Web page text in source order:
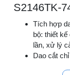
S2146TK-
Tích hợp
bộ: thiết
lần, xử lý
Dao cắt